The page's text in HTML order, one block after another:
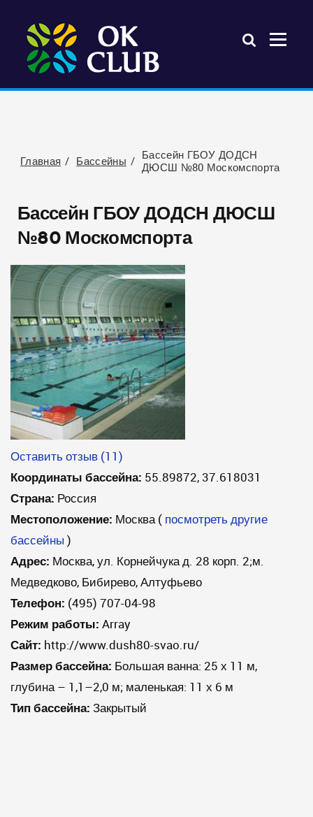
Главная Бассейны
Бассейн ГБОУ ДОДСН
ДЮСШ №80 Москомспорта
Бассейн ГБОУ ДОДСН ДЮСШ
№80 Москомспорта
Оставить отзыв (11)
Координаты бассейна: 55.89872, 37.618031
Страна: Россия
Местоположение: Москва( посмотреть другие
бассейны )
Адрес: Москва, ул. Корнейчука д. 28 корп. 2;м.
Медведково, Бибирево, Алтуфьево
Телефон: (495) 707-04-98
Режим работы: Array
Сайт: http://www.dush80-svao.ru/
Размер бассейна: Большая ванна: 25 х 11 м,
глубина – 1,1–2,0 м; маленькая: 11 х 6 м
Тип бассейна: Закрытый